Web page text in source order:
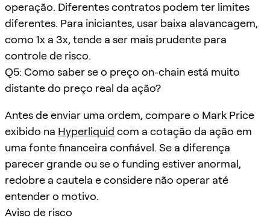
operação. Diferentes contratos podem ter limites
diferentes. Para iniciantes, usar baixa alavancagem,
como 1x a 3x, tende a ser mais prudente para
controle de risco.
Q5: Como saber se o preço on-chain está muito
distante do preço real da ação?
Antes de enviar uma ordem, compare o Mark Price
exibido na Hyperliquid com a cotação da ação em
uma fonte financeira confiável. Se a diferença
parecer grande ou se o funding estiver anormal,
redobre a cautela e considere não operar até
entender o motivo.
Aviso de risco